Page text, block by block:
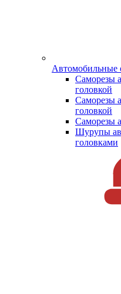
Автомобильные
Саморезы
головкой
Саморезы
головкой
Саморезы
Шурупы
головками